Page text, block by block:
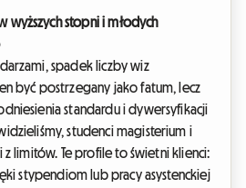
wyższych stopni i młodych
spadek liczby wiz
być postrzegany jako fatum, lecz
standardu i dywersyfikacji
studenci magisterium i
limitów. Te profile to świetni klienci:
stypendiom lub pracy asystenckiej